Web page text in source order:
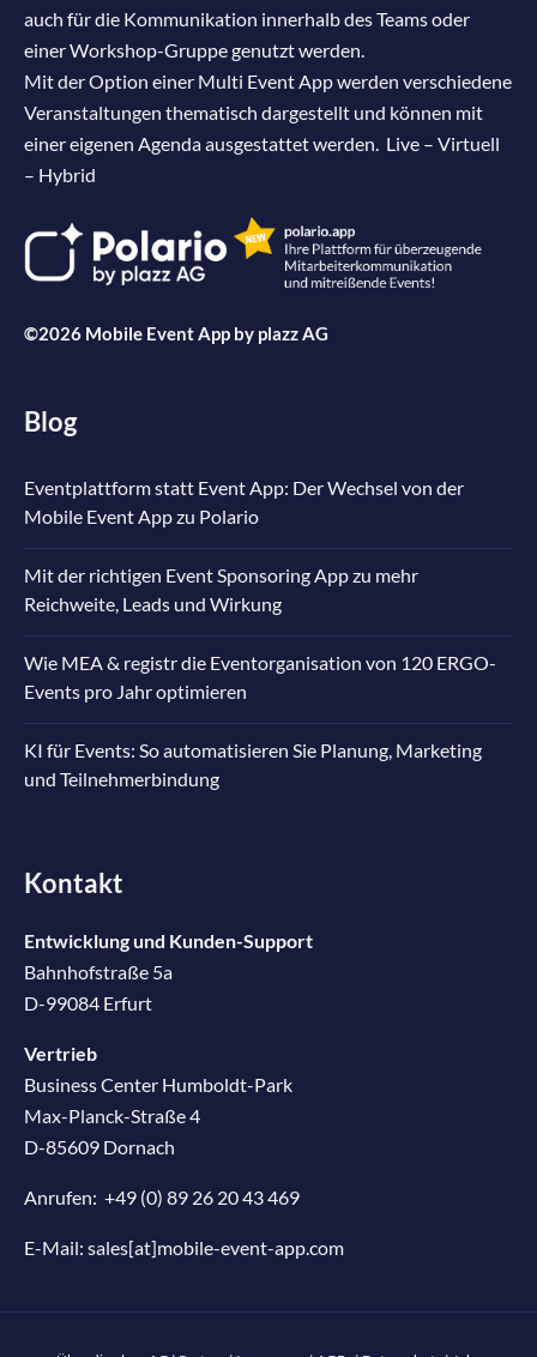
auch für die Kommunikation innerhalb des Teams oder
einer Workshop-Gruppe genutzt werden.
Mit der Option einer Multi Event App werden verschiedene
Veranstaltungen thematisch dargestellt und können mit
einer eigenen Agenda ausgestattet werden. Live – Virtuell
– Hybrid
©2026 Mobile Event App by plazz AG
Blog
Eventplattform statt Event App: Der Wechsel von der
Mobile Event App zu Polario
Mit der richtigen Event Sponsoring App zu mehr
Reichweite, Leads und Wirkung
Wie MEA & registr die Eventorganisation von 120 ERGO-
Events pro Jahr optimieren
KI für Events: So automatisieren Sie Planung, Marketing
und Teilnehmerbindung
Kontakt
Entwicklung und Kunden-Support
Bahnhofstraße 5a
D-99084 Erfurt
Vertrieb
Business Center Humboldt-Park
Max-Planck-Straße 4
D-85609 Dornach
Anrufen: +49 (0) 89 26 20 43 469
E-Mail: sales[at]mobile-event-app.com